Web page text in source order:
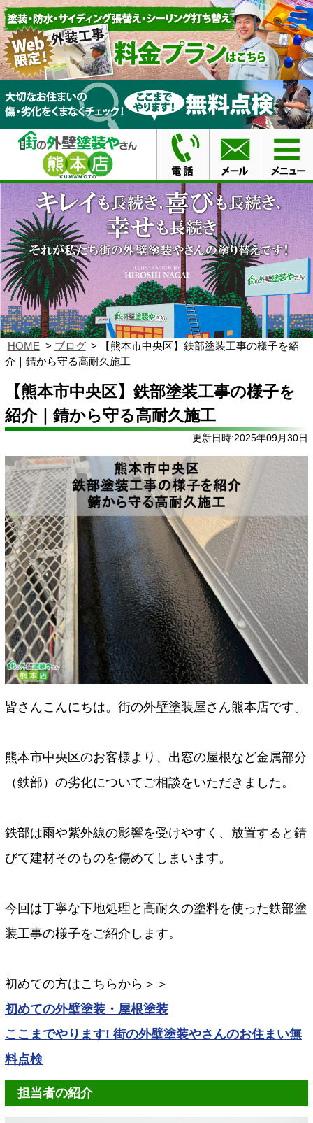
HOME ブログ
【熊本市中央区】鉄部塗装工事の様子を紹
介｜錆から守る高耐久施工
【熊本市中央区】鉄部塗装工事の様子を
紹介｜錆から守る高耐久施工
更新日時:2025年09月30日
皆さんこんにちは。街の外壁塗装屋さん熊本店です。
熊本市中央区のお客様より、出窓の屋根など金属部分
（鉄部）の劣化についてご相談をいただきました。
鉄部は雨や紫外線の影響を受けやすく、放置すると錆
びて建材そのものを傷めてしまいます。
今回は丁寧な下地処理と高耐久の塗料を使った鉄部塗
装工事の様子をご紹介します。
初めての方はこちらから＞＞
初めての外壁塗装・屋根塗装
ここまでやります! 街の外壁塗装やさんのお住まい無
料点検
担当者の紹介